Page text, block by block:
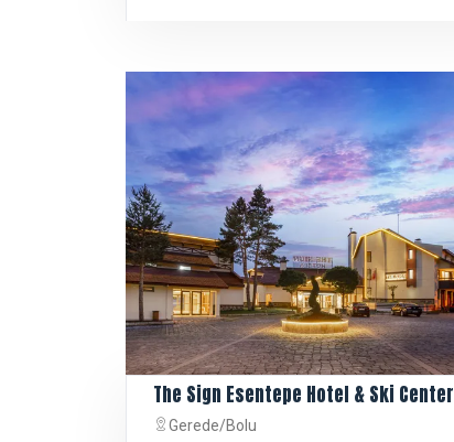
The Sign Esentepe Hotel & Ski Center
Gerede/Bolu